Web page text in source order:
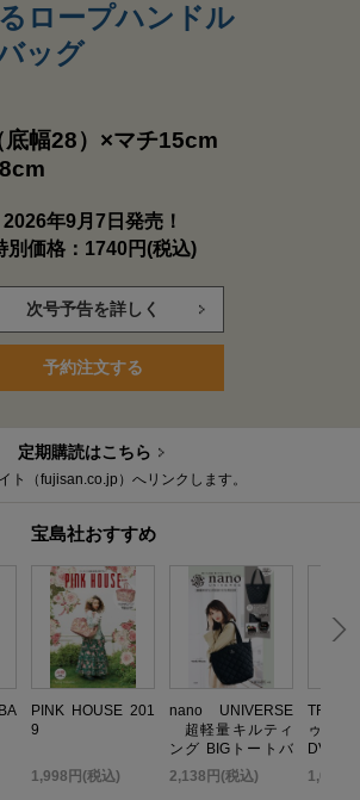
ロープハンドル
ッグ
幅28）×マチ15cm
2026年9月7日発売！
別価格：1740円(税込)
次号予告を詳しく
予約注文する
定期購読はこちら
ト（fujisan.co.jp）へリンクします。
宝島社おすすめ
PINK HOUSE 201
9
1,998円(税込)
nano UNIVERSE
超軽量キルティ
ング BIGトートバ
ッグBOOK
2,138円(税込)
TRF イ
ゥ・ダ
DVD
TOP
1,058